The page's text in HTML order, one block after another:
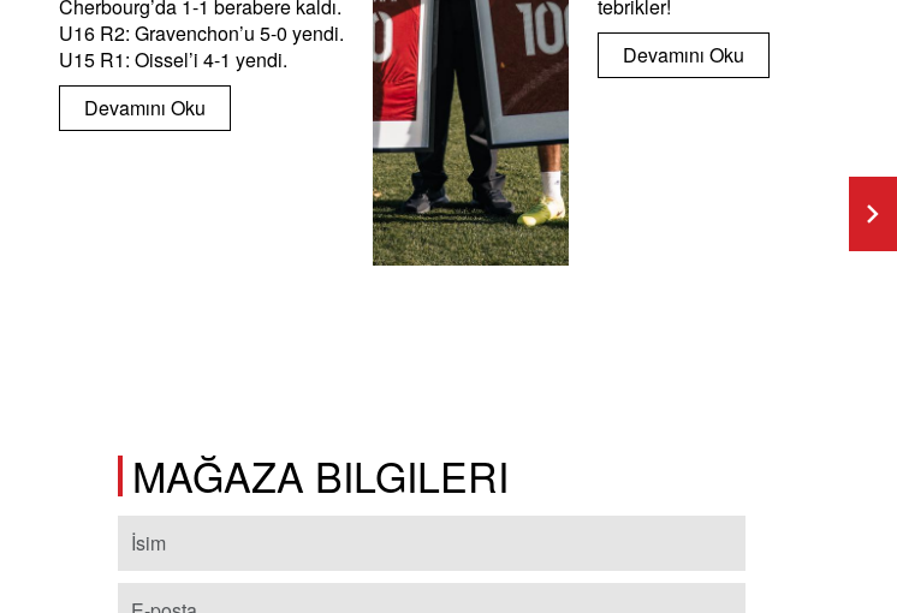
Cherbourg’da 1-1 berabere kaldı.
U16 R2: Gravenchon’u 5-0 yendi.
U15 R1: Oissel’i 4-1 yendi.
Devamını Oku
tebrikler!
Devamını Oku
MAĞAZA BILGILERI